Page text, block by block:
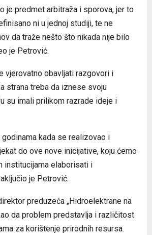
je predmet arbitraža i sporova, jer to
ni u jednoj studiji, te ne
da traže nešto što nikada nije bilo
je Petrović.
vjerovatno obavljati razgovori i
strana treba da iznese svoju
su imali prilikom razrade ideje i
godinama kada se realizovao i
do ove nove inicijative, koju ćemo
institucijama elaborisati i
je Petrović.
preduzeća „Hidroelektrane na
da problem predstavlja i različitost
za korištenje prirodnih resursa.